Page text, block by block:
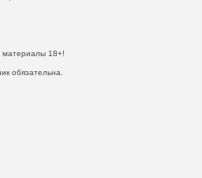
материалы 18+!
обязательна.